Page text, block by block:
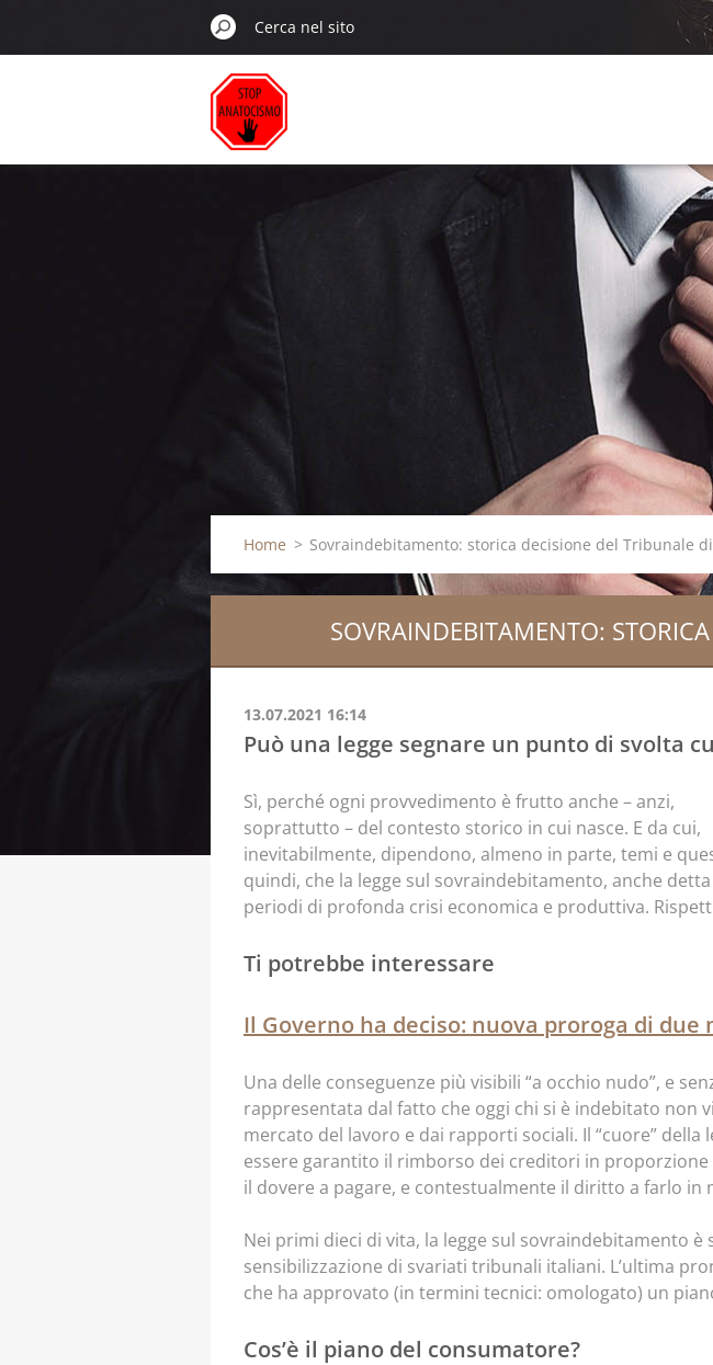
Home > Sovraindebitamento: storica decisione del Tribunale
SOVRAINDEBITAMENTO:
13.07.2021 16:14
Può una legge segnare un punto di svolta
Sì, perché ogni provvedimento è frutto anche – anzi,
soprattutto – del contesto storico in cui nasce. E da cui,
inevitabilmente, dipendono, almeno in parte, temi e
quindi, che la legge sul sovraindebitamento, anche
periodi di profonda crisi economica e produttiva.
Ti potrebbe interessare
Il Governo ha deciso: nuova proroga di
Una delle conseguenze più visibili “a occhio nudo”, e
rappresentata dal fatto che oggi chi si è indebitato non
mercato del lavoro e dai rapporti sociali. Il “cuore”
essere garantito il rimborso dei creditori in
il dovere a pagare, e contestualmente il diritto a farlo
Nei primi dieci di vita, la legge sul sovraindebitamento
sensibilizzazione di svariati tribunali italiani. L’ultima
che ha approvato (in termini tecnici: omologato) un
Cos’è il piano del consumatore?